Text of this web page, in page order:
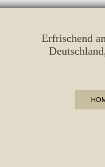
Erfrischend
Deutschland